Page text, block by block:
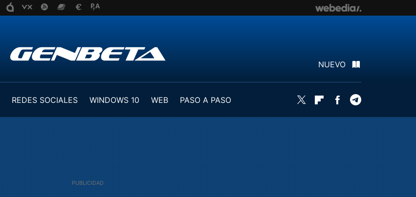
NUEVO
REDES SOCIALES WINDOWS 10 WEB
PASO A PASO
Twitter FlipboardFacebook